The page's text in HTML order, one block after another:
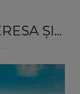
ȘI...